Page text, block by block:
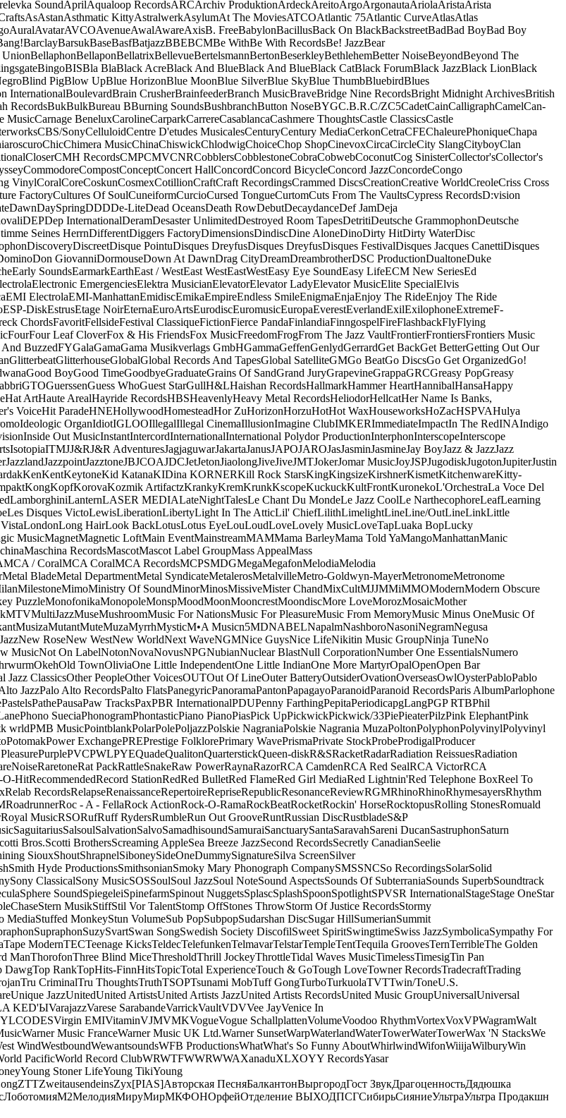
SoundAprilAqualoop RecordsARCArchiv ProduktionArdeckAreitoArgoArgonautaAriolaAristaArista
AsAstanAsthmatic KittyAstralwerkAsylumAt The MoviesATCOAtlantic 75Atlantic CurveAtlasAtlas
AuralAvatarAVCOAvenueAwalAwareAxisB. FreeBabylonBacillusBack On BlackBackstreetBadBad BoyBad Boy
BarclayBarsukBaseBasfBatjazzBBEBCMBe WithBe With RecordsBe! JazzBear
BellaphonBellaponBellatrixBellevueBertelsmannBertonBeserkleyBethlehemBetter NoiseBeyondBeyond The
BingoBISBla BlaBlack AcreBlack And BlueBlack And BlueBlack CatBlack ForumBlack JazzBlack LionBlack
Blind PigBlow UpBlue HorizonBlue MoonBlue SilverBlue SkyBlue ThumbBluebirdBlues
InternationalBoulevardBrain CrusherBrainfeederBranch MusicBraveBridge Nine RecordsBright Midnight ArchivesBritish
RecordsBukBulkBureau BBurning SoundsBushbranchButton NoseBYGC.B.R.C/ZC5CadetCainCalligraphCamelCan-
MusicCarnage BeneluxCarolineCarparkCarrereCasablancaCashmere ThoughtsCastle ClassicsCastle
CBS/SonyCelluloidCentre D'etudes MusicalesCenturyCentury MediaCerkonCetraCFEChaleurePhoniqueChapa
ChicChimera MusicChinaChiswickChlodwigChoiceChop ShopCinevoxCircaCircleCity SlangCityboyClan
CloserCMH RecordsCMPCMVCNRCobblersCobblestoneCobraCobwebCoconutCog SinisterCollector'sCollector's
CommodoreCompostConceptConcert HallConcordConcord BicycleConcord JazzConcordeCongo
VinylCoralCoreCoskunCosmexCotillionCraftCraft RecordingsCrammed DiscsCreationCreative WorldCreoleCriss Cross
FactoryCultures Of SoulCuneiformCurcioCursed TongueCurtomCuts From The VaultsCypress RecordsD:vision
DawnDaySpringDDDDe-LiteDead OceansDeath RowDebutDecaydanceDef JamDeja
DEPDep InternationalDeramDesaster UnlimitedDestroyed Room TapesDetritiDeutsche GrammophonDeutsche
Seines HerrnDifferentDiggers FactoryDimensionsDindiscDine AloneDinoDirty HitDirty WaterDisc
DiscoveryDiscreetDisque PointuDisques DreyfusDisques DreyfusDisques FestivalDisques Jacques CanettiDisques
Don GiovanniDormouseDown At DawnDrag CityDreamDreambrotherDSC ProductionDualtoneDuke
Early SoundsEarmarkEarthEast / WestEast WestEastWestEasy Eye SoundEasy LifeECM New SeriesEd
Electronic EmergenciesElektra MusicianElevatorElevator LadyElevator MusicElite SpecialElvis
EMI ElectrolaEMI-ManhattanEmidiscEmikaEmpireEndless SmileEnigmaEnjaEnjoy The RideEnjoy The Ride
ESP-DiskEstrusEtage NoirEternaEuroArtsEurodiscEuromusicEuropaEverestEverlandExilExilophoneExtremeF-
ChordsFavoritFellsideFestival ClassiqueFictionFierce PandaFinlandiaFinngospelFireFlashbackFlyFlying
FourFour Leaf CloverFox & His FriendsFox MusicFreedomFrogFrom The Jazz VaultFrontierFrontiersFrontiers Music
And BuzzedFYGalaGamaGama Musikverlags GmbHGammaGeffenGenlydGerrardGet BackGet BetterGetting Out Our
GlitterbeatGlitterhouseGlobalGlobal Records And TapesGlobal SatelliteGMGo BeatGo DiscsGo Get OrganizedGo!
Good BoyGood TimeGoodbyeGraduateGrains Of SandGrand JuryGrapevineGrappaGRCGreasy PopGreasy
GTOGuerssenGuess WhoGuest StarGullH&LHaishan RecordsHallmarkHammer HeartHannibalHansaHappy
Hat ArtHaute ArealHayride RecordsHBSHeavenlyHeavy Metal RecordsHeliodorHellcatHer Name Is Banks,
VoiceHit ParadeHNEHollywoodHomesteadHor ZuHorizonHorzuHotHot WaxHouseworksHoZacHSPVAHulya
Ideologic OrganIdiotIGLOOIllegalIllegal CinemaIllusionImagine ClubIMKERImmediateImpactIn The RedINAIndigo
Inside Out MusicInstantIntercordInternationalInternational Polydor ProductionInterphonInterscopeInterscope
IsotopiaITMJJ&RJ&R AdventuresJagjaguwarJakartaJanusJAPOJAROJasJasminJasmineJay BoyJazz & JazzJazz
JazzlandJazzpointJazztoneJBJCOAJDCJetJetonJiaolongJiveJiveJMTJokerJomar MusicJoyJSPJugodiskJugotonJupiterJustin
KenKentKeytoneKid KatanaKIDina KORNERKill Rock StarsKingKingsizeKirshnerKismetKitchenwareKitty-
KongKopfKorovaKozmik ArtifactzKrankyKremKrunkKscopeKuckuckKultFrontKuronekoL'OrchestraLa Voce Del
LamborghiniLanternLASER MEDIALateNightTalesLe Chant Du MondeLe Jazz CoolLe NarthecophoreLeafLearning
Les Disques VictoLewisLiberationLibertyLight In The AtticLil' ChiefLilithLimelightLineLine/OutLineLinkLittle
LondonLong HairLook BackLotusLotus EyeLouLoudLoveLovely MusicLoveTapLuaka BopLucky
MusicMagnetMagnetic LoftMain EventMainstreamMAMMama BarleyMama Told YaMangoManhattanManic
Maschina RecordsMascotMascot Label GroupMass AppealMass
MCA / CoralMCA CoralMCA RecordsMCPSMDGMegaMegafonMelodiaMelodia
Metal BladeMetal DepartmentMetal SyndicateMetalerosMetalvilleMetro-Goldwyn-MayerMetronomeMetronome
MilestoneMimoMinistry Of SoundMinorMinosMissiveMister ChandMixCultMJJMMiMMOModernModern Obscure
PuzzleMonofonikaMonopoleMonspMoodMoonMooncrestMoondiscMore LoveMorozMosaicMother
MTVMultiJazzMuseMushroomMusic For NationsMusic For PleasureMusic From MemoryMusic Minus OneMusic Of
MusizaMutantMuteMuzaMyrrhMysticM•A Musicn5MDNABELNapalmNashboroNasoniNegramNegusa
New RoseNew WestNew WorldNext WaveNGMNice GuysNice LifeNikitin Music GroupNinja TuneNo
MusicNot On LabelNotonNovaNovusNPGNubianNuclear BlastNull CorporationNumber One EssentialsNumero
OkehOld TownOliviaOne Little IndependentOne Little IndianOne More MartyrOpalOpenOpen Bar
Jazz ClassicsOther PeopleOther VoicesOUTOut Of LineOuter BatteryOutsiderOvationOverseasOwlOysterPabloPablo
JazzPalo Alto RecordsPalto FlatsPanegyricPanoramaPantonPapagayoParanoidParanoid RecordsParis AlbumParlophone
PastelsPathePausaPaw TracksPaxPBR InternationalPDUPenny FarthingPepitaPeriodicapgLangPGP RTBPhil
Phono SueciaPhonogramPhontasticPiano PianoPiasPick UpPickwickPickwick/33PiePieaterPilzPink ElephantPink
wrldPMB MusicPointblankPolarPolePoljazzPolskie NagraniaPolskie Nagrania MuzaPoltonPolyphonPolyvinylPolyvinyl
PotomakPower ExchangePREPrestige FolklorePrimary WavePrismaPrivate StockProbeProdigalProducer
PurplePVCPWLPYEQuadeQualitonQuarterstickQueen-diskR&SRacketRadarRadiation ReissuesRadiation
RaretoneRat PackRattleSnakeRaw PowerRaynaRazorRCA CamdenRCA Red SealRCA VictorRCA
O-HitRecommendedRecord StationRedRed BulletRed FlameRed Girl MediaRed Lightnin'Red Telephone BoxReel To
Relab RecordsRelapseRenaissanceRepertoireRepriseRepublicResonanceReviewRGMRhinoRhinoRhymesayersRhythm
RoadrunnerRoc - A - FellaRock ActionRock-O-RamaRockBeatRocketRockin' HorseRocktopusRolling StonesRomuald
Royal MusicRSORufRuff RydersRumbleRun Out GrooveRuntRussian DiscRustbladeS&P
SaguitariusSalsoulSalvationSalvoSamadhisoundSamuraiSanctuarySantaSaravahSareni DucanSastruphonSaturn
Bros.Scotti BrothersScreaming AppleSea Breeze JazzSecond RecordsSecretly CanadianSeelie
SiouxShoutShrapnelSiboneySideOneDummySignatureSilva ScreenSilver
Smith Hyde ProductionsSmithsonianSmoky Mary Phonograph CompanySMSSNCSo RecordingsSolarSolid
Sony ClassicalSony MusicSOSSoulSoul JazzSoul NoteSound AspectsSounds Of SubterraniaSounds SuperbSoundtrack
Sphere SoundSpiegeleiSpinefarmSpinout NuggetsSplascSplashSpoonSpotlightSPVSR InternationalStageStage OneStar
Stern MusikStiffStil Vor TalentStomp OffStones ThrowStorm Of Justice RecordsStormy
MediaStuffed MonkeyStun VolumeSub PopSubpopSudarshan DiscSugar HillSumerianSummit
SupraphonSuzySvartSwan SongSwedish Society DiscofilSweet SpiritSwingtimeSwiss JazzSymbolicaSympathy For
Tape ModernTECTeenage KicksTeldecTelefunkenTelmavarTelstarTempleTentTequila GroovesTernTerribleThe Golden
ManThorofonThree Blind MiceThresholdThrill JockeyThrottleTidal Waves MusicTimelessTimesigTin Pan
DawgTop RankTopHits-FinnHitsTopicTotal ExperienceTouch & GoTough LoveTowner RecordsTradecraftTrading
Tru CriminalTru ThoughtsTruthTSOPTsunami MobTuff GongTurboTurkuolaTVTTwin/ToneU.S.
Unique JazzUnitedUnited ArtistsUnited Artists JazzUnited Artists RecordsUnited Music GroupUniversalUniversal
KED'ЫVarajazzVarese SarabandeVarrickVaultVDVVee JayVenice In
Virgin EMIVitaminVJMVMKVogueVogue SchallplattenVolumeVoodoo RhythmVortexVoxVPWagramWalt
Warner Music FranceWarner Music UK Ltd.Warner SunsetWarpWaterlandWaterTowerWaterTowerWax 'N StacksWe
WindWestboundWewantsoundsWFB ProductionsWhatWhat's So Funny AboutWhirlwindWifonWiiijaWilburyWin
PacificWorld Record ClubWRWTFWWRWWAXanaduXLXOYY RecordsYasar
Young Stoner LifeYoung TikiYoung
ZTTZweitausendeinsZyx[PIAS]Авторская ПесняБалкантонВыргородГост ЗвукДрагоценностьДядюшка
ЛоботомияМ2МелодияМируМирМКФОНОрфейОтделение ВЫХОДПСГСибирьСияниеУльтраУльтра Продакшн